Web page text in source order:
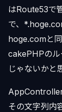
はRoute53で
で、
hoge.comと
cakePHPのル
じゃないかと
AppController
その文字列内